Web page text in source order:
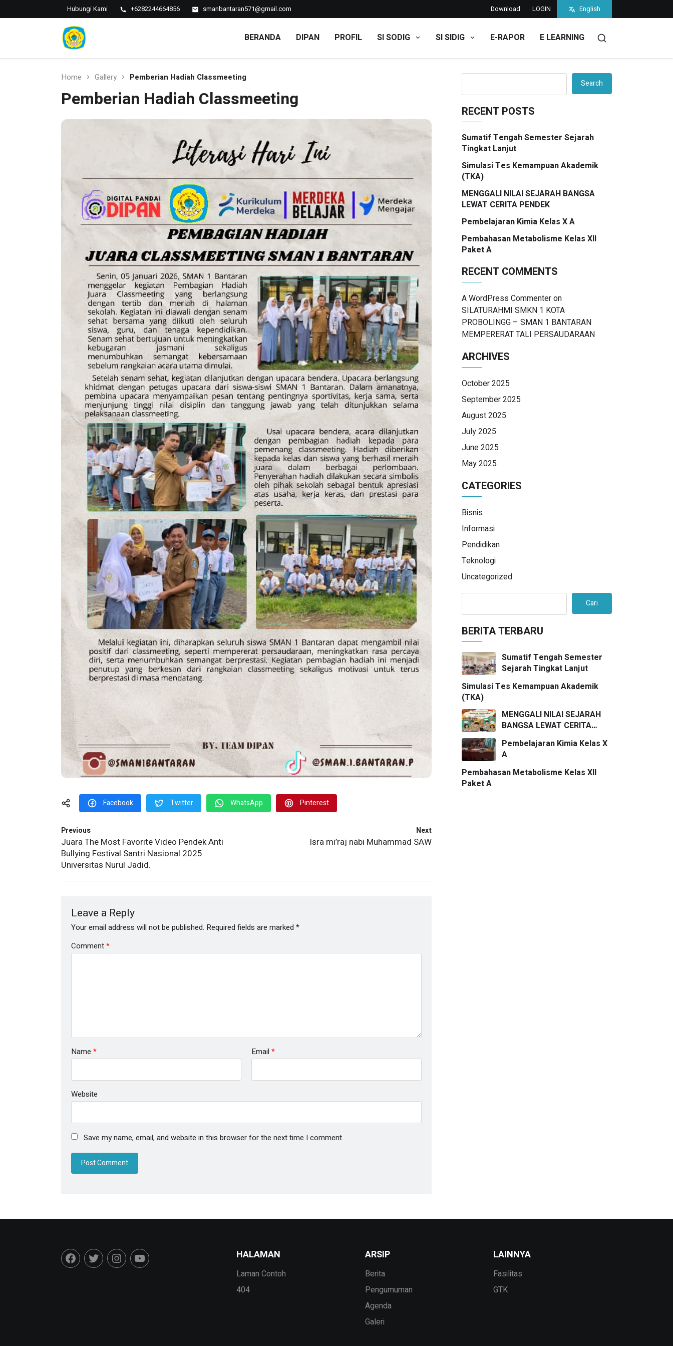
Hubungi Kami +6282244664856 smanbantaran571@gmail.com Download LOGIN English
SMAN 1
Bantaran
SMAN 1
BANTARAN BERANDA DIPAN PROFIL SI SODIG SI SIDIG E-RAPOR E LEARNING
Home Gallery Pemberian Hadiah Classmeeting
Pemberian Hadiah Classmeeting
Facebook Twitter WhatsApp Pinterest
Previous
Juara The Most Favorite Video Pendek Anti
Bullying Festival Santri Nasional 2025
Universitas Nurul Jadid.
Next
Isra mi’raj nabi Muhammad SAW
Leave a Reply
Your email address will not be published. Required fields are marked *
Comment*
Name * Email *
Website
Save my name, email, and website in this browser for the next time I comment.
Search
RECENT POSTS
Sumatif Tengah Semester Sejarah
Tingkat Lanjut
Simulasi Tes Kemampuan Akademik
(TKA)
MENGGALI NILAI SEJARAH BANGSA
LEWAT CERITA PENDEK
Pembelajaran Kimia Kelas X A
Pembahasan Metabolisme Kelas XII
Paket A
RECENT COMMENTS
A WordPress Commenteron
SILATURAHMI SMKN 1 KOTA
PROBOLINGG – SMAN 1 BANTARAN
MEMPERERAT TALI PERSAUDARAAN
ARCHIVES
October 2025
September 2025
August 2025
July 2025
June 2025
May 2025
CATEGORIES
Bisnis
Informasi
Pendidikan
Teknologi
Uncategorized
Cari
BERITA TERBARU
Sumatif Tengah Semester
Sejarah Tingkat Lanjut
Simulasi Tes Kemampuan Akademik
(TKA)
MENGGALI NILAI SEJARAH
BANGSA LEWAT CERITA
Pembelajaran Kimia Kelas X
A
Pembahasan Metabolisme Kelas XII
Paket A
HALAMAN
Laman Contoh
404
ARSIP
Berita
Pengumuman
Agenda
Galeri
LAINNYA
Fasilitas
GTK